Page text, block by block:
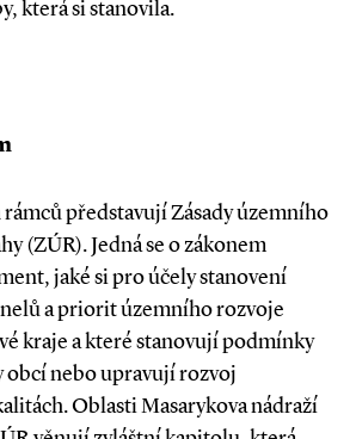
která si stanovila.
rámců představují Zásady územního
(ZÚR). Jedná se o zákonem
jaké si pro účely stanovení
a priorit územního rozvoje
kraje a které stanovují podmínky
obcí nebo upravují rozvoj
Oblasti Masarykova nádraží